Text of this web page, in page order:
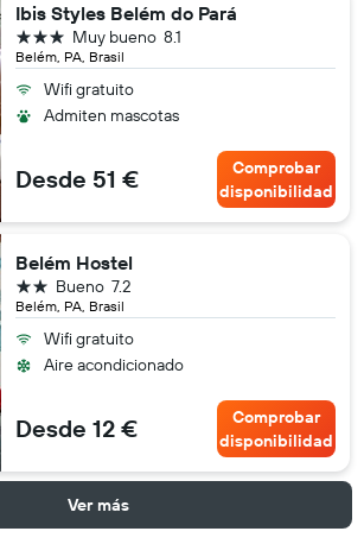
Ibis Styles Belém do Pará
Belém, PA, Brasil
8.1
Muy bueno
3 estrellas
Wifi gratuito
Admiten mascotas
Desde 51 €
Comprobar
disponibilidad
Belém Hostel
Belém, PA, Brasil
7.2
Bueno
2 estrellas
Wifi gratuito
Aire acondicionado
Desde 12 €
Comprobar
disponibilidad
Ver más